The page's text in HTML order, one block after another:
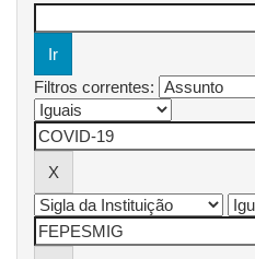
Filtros correntes: